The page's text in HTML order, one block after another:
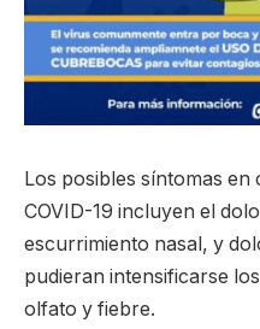
Los posibles síntomas
COVID-19 incluyen el
escurrimiento nasal, y
pudieran intensificarse
olfato y fiebre.